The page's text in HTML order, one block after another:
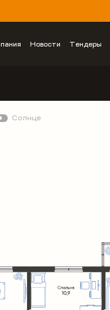
Новости Тендеры
Солнце